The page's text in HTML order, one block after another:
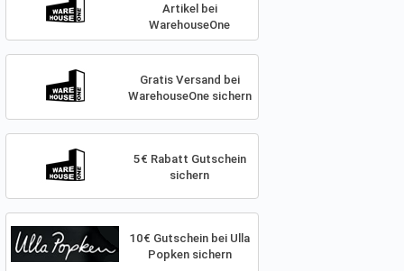
Artikel bei
WarehouseOne
Gratis Versand bei
WarehouseOne sichern
5€ Rabatt Gutschein
sichern
10€ Gutschein bei Ulla
Popken sichern